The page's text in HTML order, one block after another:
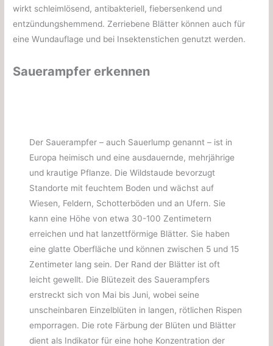
wirkt schleimlösend, antibakteriell, fiebersenkend und
entzündungshemmend. Zerriebene Blätter können auch für
eine Wundauflage und bei Insektenstichen genutzt werden.
Sauerampfer erkennen
Der Sauerampfer – auch Sauerlump genannt – ist in
Europa heimisch und eine ausdauernde, mehrjährige
und krautige Pflanze. Die Wildstaude bevorzugt
Standorte mit feuchtem Boden und wächst auf
Wiesen, Feldern, Schotterböden und an Ufern. Sie
kann eine Höhe von etwa 30-100 Zentimetern
erreichen und hat lanzettförmige Blätter. Sie haben
eine glatte Oberfläche und können zwischen 5 und 15
Zentimeter lang sein. Der Rand der Blätter ist oft
leicht gewellt. Die Blütezeit des Sauerampfers
erstreckt sich von Mai bis Juni, wobei seine
unscheinbaren Einzelblüten in langen, rötlichen Rispen
emporragen. Die rote Färbung der Blüten und Blätter
dient als Indikator für eine hohe Konzentration der